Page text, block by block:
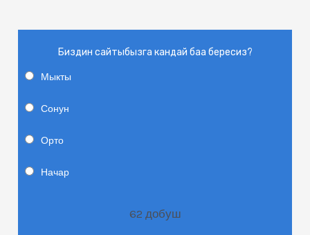
Биздин сайтыбызга кандай баа бересиз?
Мыкты
Сонун
Орто
Начар
62 добуш